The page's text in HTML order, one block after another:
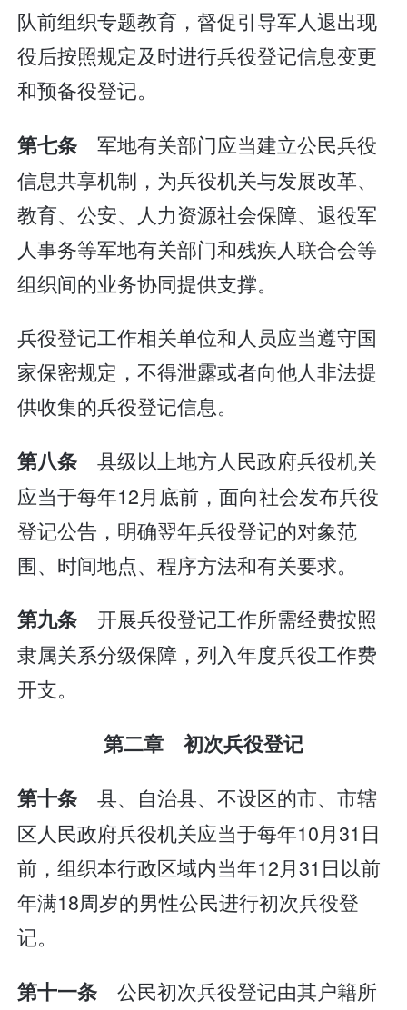
队前组织专题教育，督促引导军人退出现
役后按照规定及时进行兵役登记信息变更
和预备役登记。
第七条军地有关部门应当建立公民兵役
信息共享机制，为兵役机关与发展改革、
教育、公安、人力资源社会保障、退役军
人事务等军地有关部门和残疾人联合会等
组织间的业务协同提供支撑。
兵役登记工作相关单位和人员应当遵守国
家保密规定，不得泄露或者向他人非法提
供收集的兵役登记信息。
第八条县级以上地方人民政府兵役机关
应当于每年12月底前，面向社会发布兵役
登记公告，明确翌年兵役登记的对象范
围、时间地点、程序方法和有关要求。
第九条开展兵役登记工作所需经费按照
隶属关系分级保障，列入年度兵役工作费
开支。
第二章 初次兵役登记
第十条县、自治县、不设区的市、市辖
区人民政府兵役机关应当于每年10月31日
前，组织本行政区域内当年12月31日以前
年满18周岁的男性公民进行初次兵役登
记。
第十一条公民初次兵役登记由其户籍所